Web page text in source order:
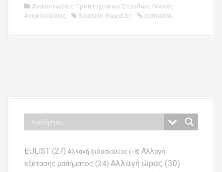
Ανακοινώσεις Προπτυχιακών Σπουδών, Γενικές
Ανακοινώσεις
Βραβείο Θωμαϊδη permalink
EULiST (27) Αλλαγή διδασκαλίας (18) Αλλαγή
εξέτασης μαθήματος (24) Αλλαγή ώρας (30)